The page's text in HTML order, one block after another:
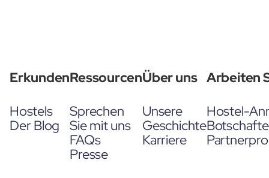
Erkunden
Hostels
Der Blog
Ressourcen
Sprechen
Sie mit uns
FAQs
Presse
Über uns
Unsere
Geschichte
Karriere
Arbeiten
Hostel-